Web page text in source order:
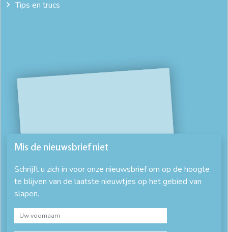
Tips en trucs
Mis de nieuwsbrief niet
Schrijft u zich in voor onze nieuwsbrief om op de hoogte
te blijven van de laatste nieuwtjes op het gebied van
slapen.